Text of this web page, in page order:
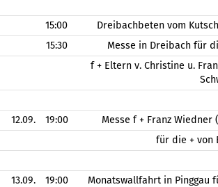
15:00
Dreibachbeten vom
15:30
Messe in Dreibach für
f + Eltern v. Christine u.
12.09. 19:00
Messe f + Franz
für die + von
13.09. 19:00
Monatswallfahrt in Pinggau